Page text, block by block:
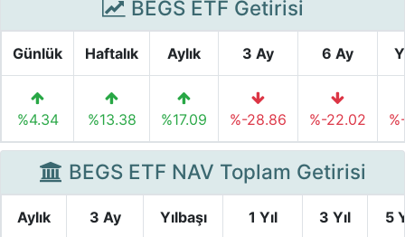
BEGS ETF Getirisi
Günlük Haftalık Aylık 3 Ay 6 Ay
%4.34 %13.38 %17.09 %-28.86 %-22.02
BEGS ETF NAV Toplam Getirisi
Aylık 3 Ay Yılbaşı 1 Yıl 3 Yıl 5